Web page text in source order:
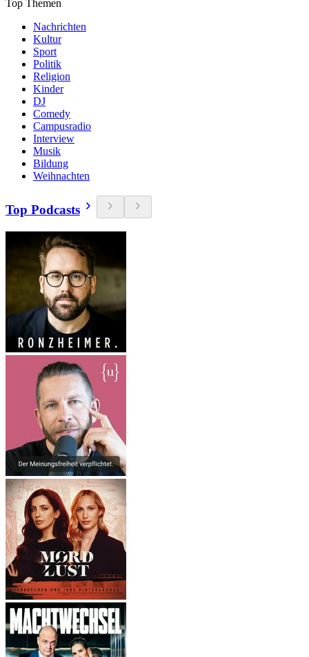
Top Themen
Nachrichten
Kultur
Sport
Politik
Religion
Kinder
DJ
Comedy
Campusradio
Interview
Musik
Bildung
Weihnachten
Top Podcasts